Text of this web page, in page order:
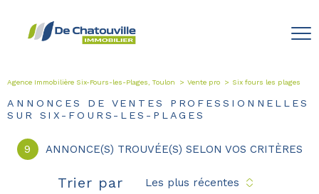
Agence Immobilière Six-Fours-les-Plages, Toulon Vente pro Six fours les plages
ANNONCES DE VENTES PROFESSIONNELLES
SUR SIX-FOURS-LES-PLAGES
9 ANNONCE(S) TROUVÉE(S) SELON VOS CRITÈRES
Trier par Les plus récentes